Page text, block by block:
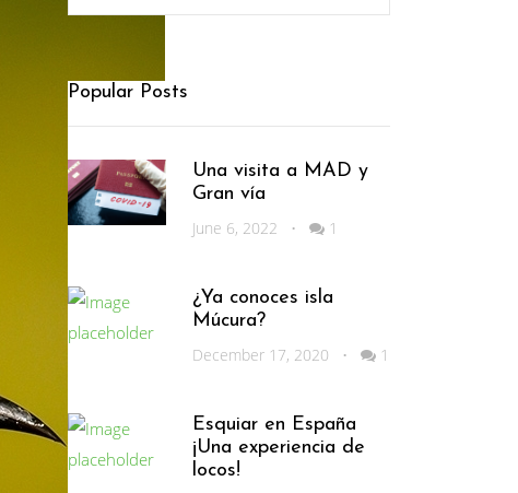
Popular Posts
Una visita a MAD y
Gran vía
June 6, 2022
• 1
¿Ya conoces isla
Múcura?
December 17, 2020
• 1
Esquiar en España
¡Una experiencia de
locos!